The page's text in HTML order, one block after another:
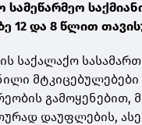
სამეწარმეო
12 და 8 წლით
საქალაქო
დაუფლების,